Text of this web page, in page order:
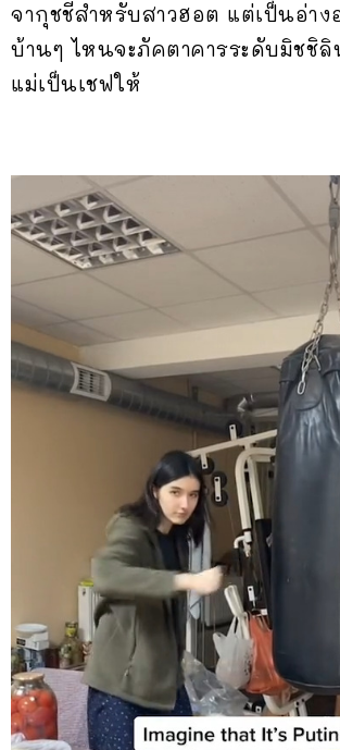
จากุชชี่สำหรับสาวฮอต แต่เป็นอ่าง
บ้านๆ ไหนจะภัคตาคารระดับมิชชิ
แม่เป็นเชฟให้